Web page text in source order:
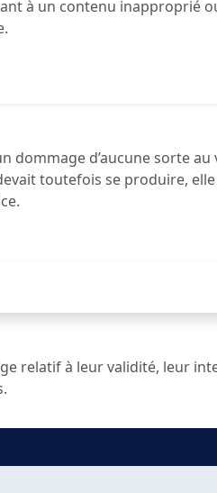
à un contenu inapproprié
d’aucune sorte
toutefois se produire,
relatif à leur validité, leur